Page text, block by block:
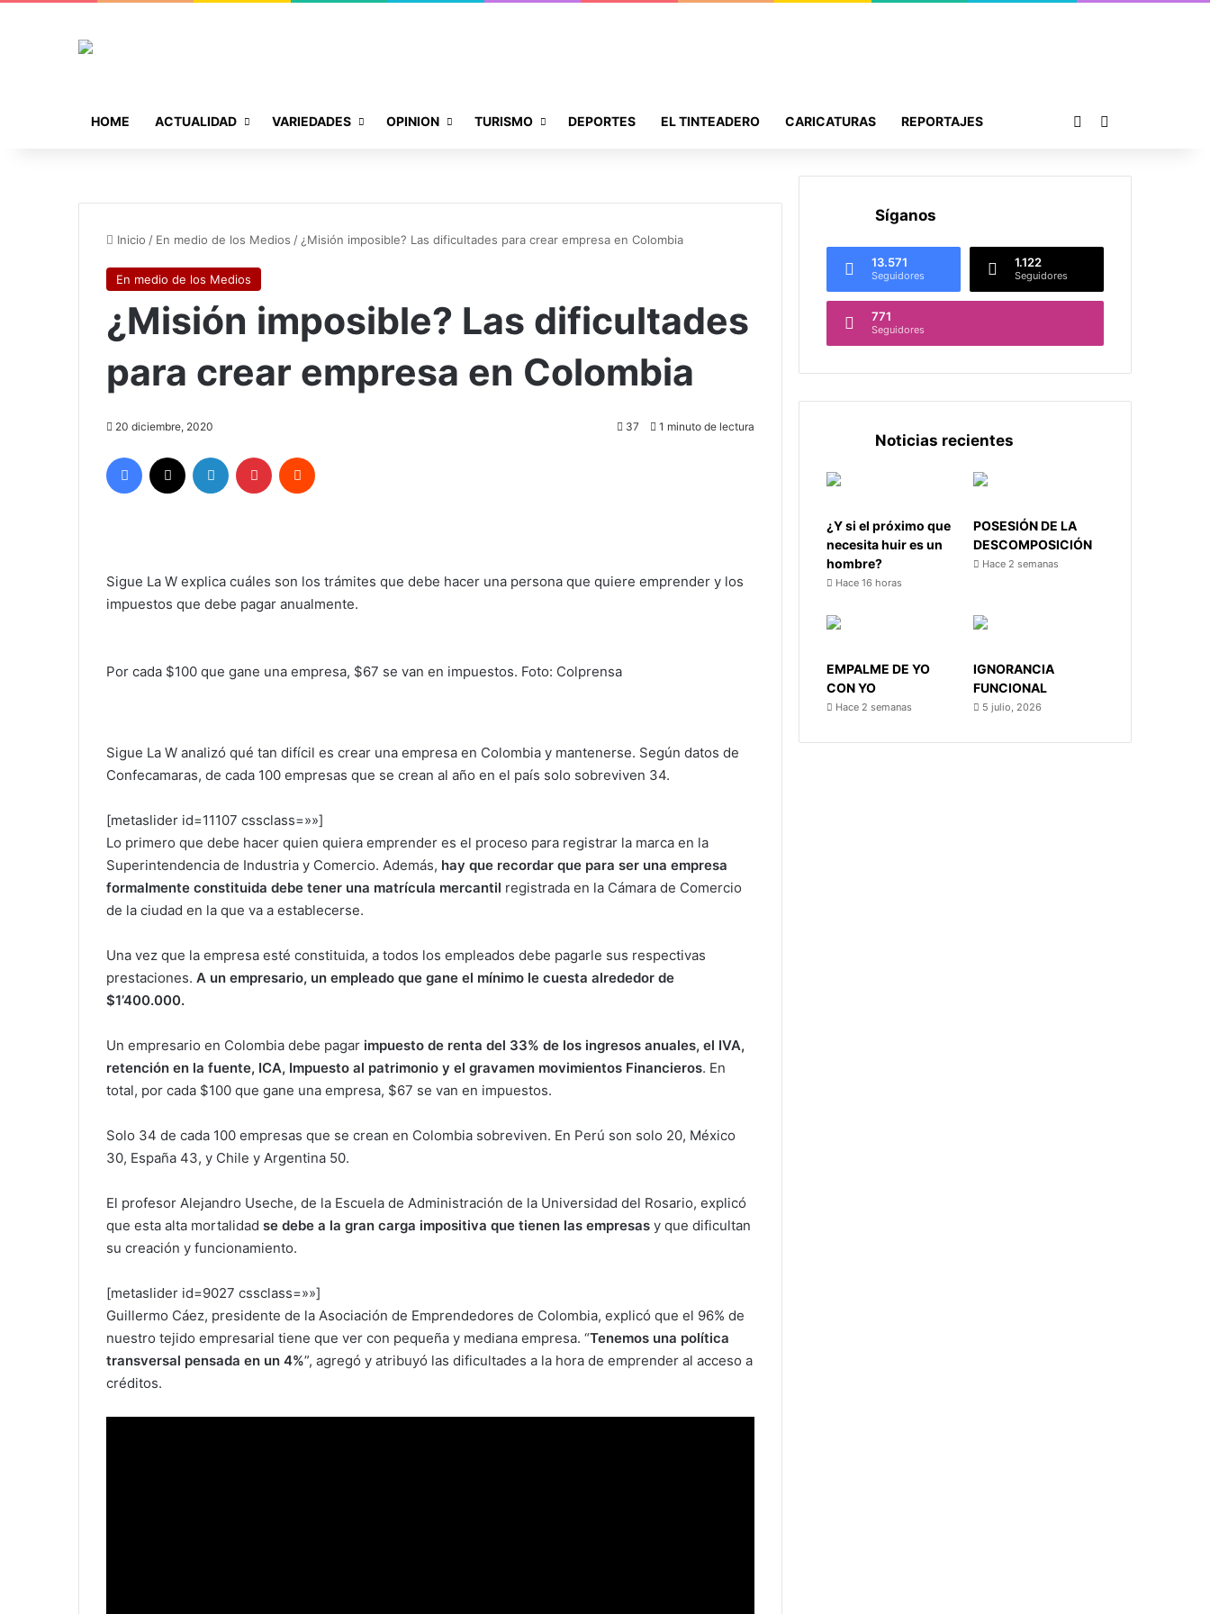
HOME ACTUALIDAD VARIEDADES OPINION TURISMO DEPORTES EL TINTEADERO CARICATURAS REPORTAJES Publicación al azar
Inicio / En medio de los Medios / ¿Misión imposible? Las dificultades para crear empresa en Colombia
En medio de los Medios
¿Misión imposible? Las dificultades
para crear empresa en Colombia
20 diciembre, 2020 37 1 minuto de lectura
Facebook LinkedIn Pinterest
Sigue La W explica cuáles son los trámites que debe hacer una persona que quiere emprender y los
impuestos que debe pagar anualmente.
Por cada $100 que gane una empresa, $67 se van en impuestos. Foto: Colprensa
Sigue La W analizó qué tan difícil es crear una empresa en Colombia y mantenerse. Según datos de
Confecamaras, de cada 100 empresas que se crean al año en el país solo sobreviven 34.
[metaslider id=11107 cssclass=»»]
Lo primero que debe hacer quien quiera emprender es el proceso para registrar la marca en la
Superintendencia de Industria y Comercio. Además, hay que recordar que para ser una empresa
formalmente constituida debe tener una matrícula mercantil registrada en la Cámara de Comercio
de la ciudad en la que va a establecerse.
Una vez que la empresa esté constituida, a todos los empleados debe pagarle sus respectivas
prestaciones. A un empresario, un empleado que gane el mínimo le cuesta alrededor de
$1’400.000.
Un empresario en Colombia debe pagar impuesto de renta del 33% de los ingresos anuales, el IVA,
retención en la fuente, ICA, Impuesto al patrimonio y el gravamen movimientos Financieros. En
total, por cada $100 que gane una empresa, $67 se van en impuestos.
Solo 34 de cada 100 empresas que se crean en Colombia sobreviven. En Perú son solo 20, México
30, España 43, y Chile y Argentina 50.
El profesor Alejandro Useche, de la Escuela de Administración de la Universidad del Rosario, explicó
que esta alta mortalidad se debe a la gran carga impositiva que tienen las empresas y que dificultan
su creación y funcionamiento.
[metaslider id=9027 cssclass=»»]
Guillermo Cáez, presidente de la Asociación de Emprendedores de Colombia, explicó que el 96% de
nuestro tejido empresarial tiene que ver con pequeña y mediana empresa. “Tenemos una política
transversal pensada en un 4%”, agregó y atribuyó las dificultades a la hora de emprender al acceso a
créditos.
Síganos
13.571
Seguidores
1.122
Seguidores
771
Seguidores
Noticias recientes
¿Y si el próximo que
necesita huir es un
hombre?
Hace 16 horas
POSESIÓN DE LA
DESCOMPOSICIÓN
Hace 2 semanas
EMPALME DE YO
CON YO
Hace 2 semanas
IGNORANCIA
FUNCIONAL
5 julio, 2026